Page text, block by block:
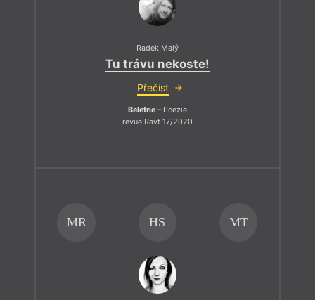
Radek Malý
Tu trávu nekoste!
Přečíst
Beletrie – Poezie
revue Ravt 17/2020
MR HS MT